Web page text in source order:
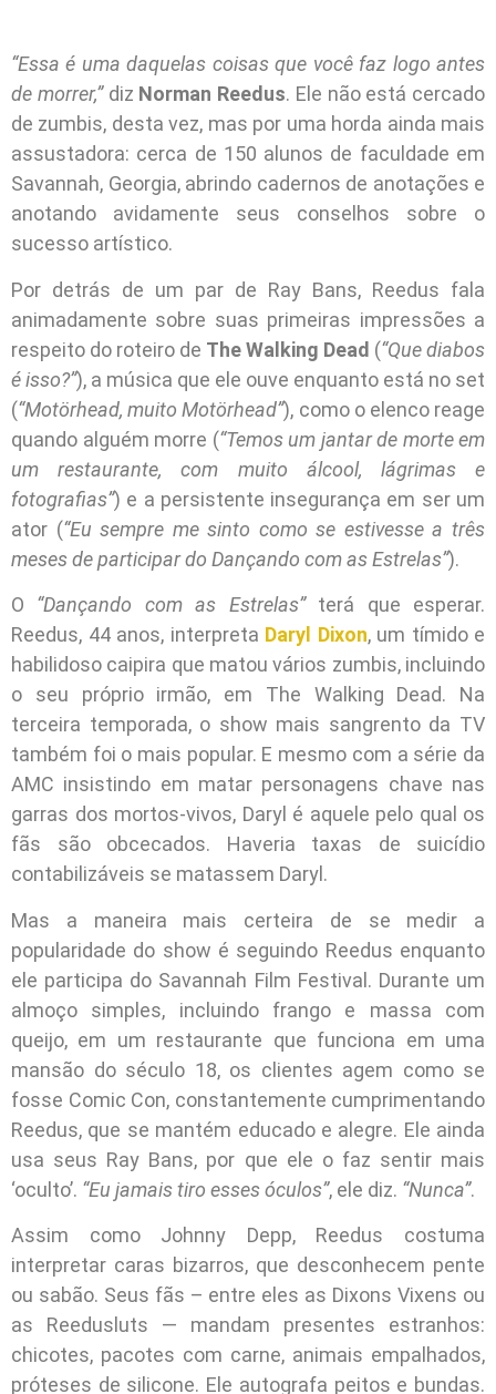
“Essa é uma daquelas coisas que você faz logo antes
de morrer,”diz Norman Reedus. Ele não está cercado
de zumbis, desta vez, mas por uma horda ainda mais
assustadora: cerca de 150 alunos de faculdade em
Savannah, Georgia, abrindo cadernos de anotações e
anotando avidamente seus conselhos sobre o
sucesso artístico.
Por detrás de um par de Ray Bans, Reedus fala
animadamente sobre suas primeiras impressões a
respeito do roteiro de The Walking Dead (“Que diabos
é isso?”), a música que ele ouve enquanto está no set
(“Motörhead, muito Motörhead”), como o elenco reage
quando alguém morre (“Temos um jantar de morte em
um restaurante, com muito álcool, lágrimas e
fotografias”) e a persistente insegurança em ser um
ator (“Eu sempre me sinto como se estivesse a três
meses de participar do Dançando com as Estrelas”).
O “Dançando com as Estrelas”terá que esperar.
Reedus, 44 anos, interpreta Daryl Dixon, um tímido e
habilidoso caipira que matou vários zumbis, incluindo
o seu próprio irmão, em The Walking Dead. Na
terceira temporada, o show mais sangrento da TV
também foi o mais popular. E mesmo com a série da
AMC insistindo em matar personagens chave nas
garras dos mortos-vivos, Daryl é aquele pelo qual os
fãs são obcecados. Haveria taxas de suicídio
contabilizáveis se matassem Daryl.
Mas a maneira mais certeira de se medir a
popularidade do show é seguindo Reedus enquanto
ele participa do Savannah Film Festival. Durante um
almoço simples, incluindo frango e massa com
queijo, em um restaurante que funciona em uma
mansão do século 18, os clientes agem como se
fosse Comic Con, constantemente cumprimentando
Reedus, que se mantém educado e alegre. Ele ainda
usa seus Ray Bans, por que ele o faz sentir mais
‘oculto’. “Eu jamais tiro esses óculos”, ele diz. “Nunca”.
Assim como Johnny Depp, Reedus costuma
interpretar caras bizarros, que desconhecem pente
ou sabão. Seus fãs – entre eles as Dixons Vixens ou
as Reedusluts — mandam presentes estranhos:
chicotes, pacotes com carne, animais empalhados,
próteses de silicone. Ele autografa peitos e bundas.